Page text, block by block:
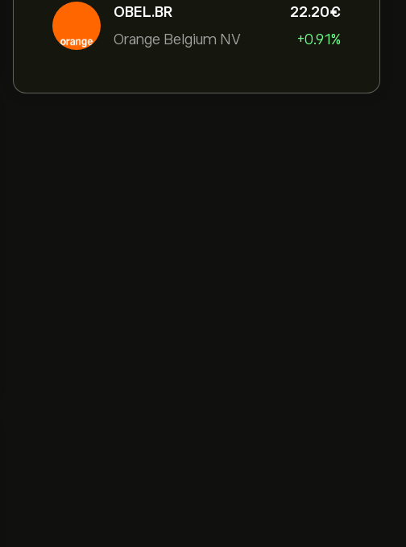
OBEL.BR
Orange Belgium NV
22.20‎€‎
+0.91%